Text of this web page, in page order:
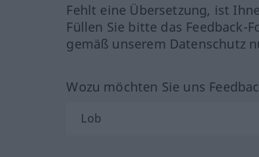
Fehlt eine Übersetzung, ist
Füllen Sie bitte das Feedback-
gemäß unserem Datenschutz
Wozu möchten Sie uns